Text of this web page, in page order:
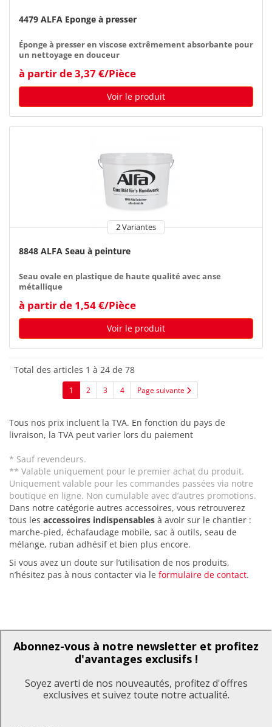
4479 ALFA Eponge à presser
Éponge à presser en viscose extrêmement absorbante pour
un nettoyage en douceur
à partir de 3,37 €/Pièce
Voir le produit
2 Variantes
8848 ALFA Seau à peinture
Seau ovale en plastique de haute qualité avec anse
métallique
à partir de 1,54 €/Pièce
Voir le produit
Total des articles 1 à 24 de 78
1 2 3 4 Page suivante
Tous nos prix incluent la TVA. En fonction du pays de
livraison, la TVA peut varier lors du paiement
* Sauf revendeurs.
** Valable uniquement pour le premier achat du produit.
Uniquement valable pour les commandes passées via notre
boutique en ligne. Non cumulable avec d’autres promotions.
Dans notre catégorie autres accessoires, vous retrouverez
tous les accessoires indispensables à avoir sur le chantier :
marche-pied, échafaudage mobile, sac à outils, seau de
mélange, ruban adhésif et bien plus encore.
Si vous avez un doute sur l’utilisation de nos produits,
n’hésitez pas à nous contacter via le formulaire de contact.